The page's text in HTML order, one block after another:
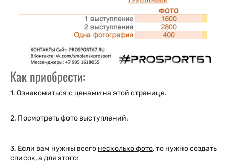
Как приобрести:
1. Ознакомиться с ценами на этой странице.
2. Посмотреть фото выступлений.
3. Если вам нужны всего несколько фото, то нужно создать
список, а для этого: